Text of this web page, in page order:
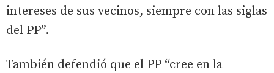
intereses de sus vecinos, siempre con las siglas
del PP”.
También defendió que el PP “cree en la